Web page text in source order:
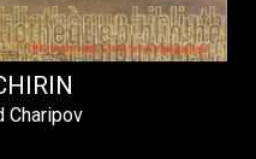
Charipov